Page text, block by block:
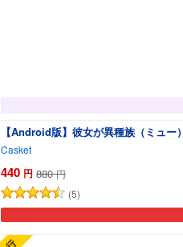
【Android版】彼女が異種族（ミュ
Casket
440 円 880 円
(5)